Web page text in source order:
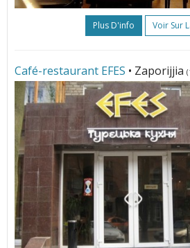
Plus D'info Voir Sur
Café-restaurant EFES • Zaporijjia